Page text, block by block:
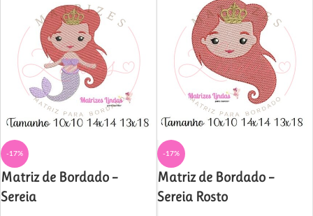
-17%
Matriz de Bordado –
Sereia
-17%
Matriz de Bordado –
Sereia Rosto